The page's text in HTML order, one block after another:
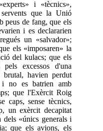
i «tècnics»,
que la Unió
peus de fang, que els
i es declararien
un «salvador»;
els «imposaren» la
del kulacs; que els
pels excessos d'una
brutal, havien perdut
i no es batrien amb
que l'Exèrcit Roig
caps, sense tècnics,
un exèrcit decapitat
«únics generals i
que els avions, els